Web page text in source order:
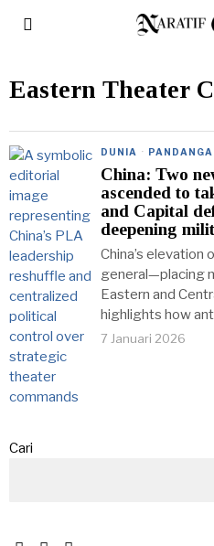
Eastern Theater
DUNIA ·
China: Two
ascended to
and Capital
deepening
China’s
general—placing
Eastern and
highlights how
7 Januari 2026
Cari